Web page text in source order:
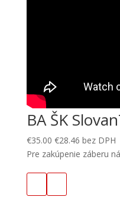
BA ŠK
€35.00 €28.46 bez DPH
Pre zakúpenie záberu